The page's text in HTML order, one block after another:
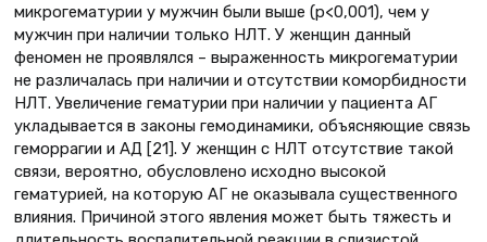
микрогематурии у мужчин были выше (р<0,001), чем у
мужчин при наличии только НЛТ. У женщин данный
феномен не проявлялся – выраженность микрогематурии
не различалась при наличии и отсутствии коморбидности
НЛТ. Увеличение гематурии при наличии у пациента АГ
укладывается в законы гемодинамики, объясняющие связь
геморрагии и АД [21]. У женщин с НЛТ отсутствие такой
связи, вероятно, обусловлено исходно высокой
гематурией, на которую АГ не оказывала существенного
влияния. Причиной этого явления может быть тяжесть и